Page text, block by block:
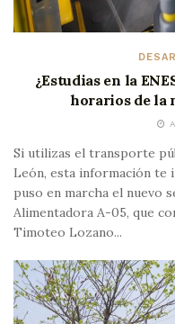
¿Estudias en la
horarios de la
Si utilizas el transporte
León, esta información te
puso en marcha el nuevo
Alimentadora A-05, que
Timoteo Lozano...